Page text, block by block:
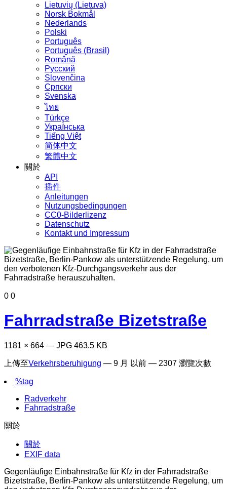
Lietuvių (Lietuva)
‪Norsk Bokmål‬
Nederlands
Polski
Português
Português (Brasil)
Română
Русский
Slovenčina
Српски
Svenska
ไทย
Türkçe
Українська
Tiếng Việt
简体中文
繁體中文
關於
API
插件
Anleitungen
Nutzungsbedingungen
CC0-Bilderlizenz
Datenschutz
Kontakt und Impressum
0 0
Fahrradstraße Bizetstraße
1181 × 664 — JPG 463.5 KB
上傳至Verkehrsberuhigung — 9 月 以前 — 2307 瀏覽次數
%tag
Radverkehr
Fahrradstraße
關於
關於
EXIF data
Gegenläufige Einbahnstraße für Kfz in der Fahrradstraße
Bizetstraße, Berlin-Pankow als unterstützende Regelung, um